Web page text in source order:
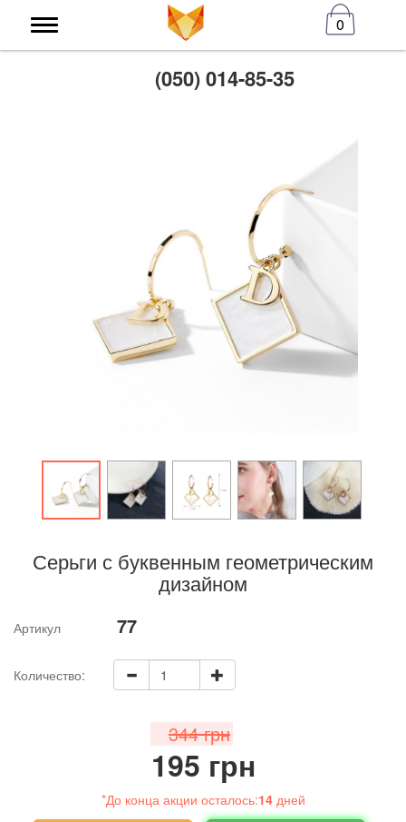
0
(050) 014-85-35
Серьги с буквенным геометрическим
дизайном
Артикул 77
Количество:
344 грн
195 грн
*До конца акции осталось:14дней